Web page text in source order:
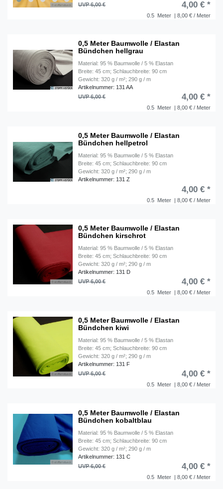
0.5 Meter | 8,00 € / Meter
UVP 6,00 € 4,00 € *
0,5 Meter Baumwolle / Elastan
Bündchen hellgrau
Material: 95 % Baumwolle / 5 % Elastan
Breite: 45 cm; Schlauchbreite: 90 cm
Gewicht: 320 g / m²; 290 g / m
Artikelnummer: 131 AA
0.5 Meter | 8,00 € / Meter
UVP 6,00 € 4,00 € *
0,5 Meter Baumwolle / Elastan
Bündchen hellpetrol
Material: 95 % Baumwolle / 5 % Elastan
Breite: 45 cm; Schlauchbreite: 90 cm
Gewicht: 320 g / m²; 290 g / m
Artikelnummer: 131 Z
0.5 Meter | 8,00 € / Meter
4,00 € *
0,5 Meter Baumwolle / Elastan
Bündchen kirschrot
Material: 95 % Baumwolle / 5 % Elastan
Breite: 45 cm; Schlauchbreite: 90 cm
Gewicht: 320 g / m²; 290 g / m
Artikelnummer: 131 D
0.5 Meter | 8,00 € / Meter
UVP 6,00 € 4,00 € *
0,5 Meter Baumwolle / Elastan
Bündchen kiwi
Material: 95 % Baumwolle / 5 % Elastan
Breite: 45 cm; Schlauchbreite: 90 cm
Gewicht: 320 g / m²; 290 g / m
Artikelnummer: 131 F
0.5 Meter | 8,00 € / Meter
UVP 6,00 € 4,00 € *
0,5 Meter Baumwolle / Elastan
Bündchen kobaltblau
Material: 95 % Baumwolle / 5 % Elastan
Breite: 45 cm; Schlauchbreite: 90 cm
Gewicht: 320 g / m²; 290 g / m
Artikelnummer: 131 C
0.5 Meter | 8,00 € / Meter
UVP 6,00 € 4,00 € *